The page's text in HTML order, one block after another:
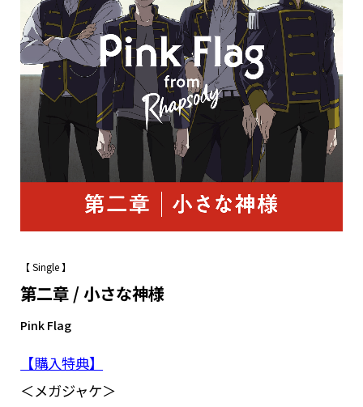
Discography
Goods
Cast / Staff
About
【 Single 】
第二章 / 小さな神様
Pink Flag
【購入特典】
＜メガジャケ＞